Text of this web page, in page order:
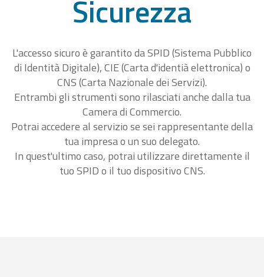
Sicurezza
L'accesso sicuro è garantito da SPID (Sistema Pubblico
di Identità Digitale), CIE (Carta d'identià elettronica) o
CNS (Carta Nazionale dei Servizi).
Entrambi gli strumenti sono rilasciati anche dalla tua
Camera di Commercio.
Potrai accedere al servizio se sei rappresentante della
tua impresa o un suo delegato.
In quest'ultimo caso, potrai utilizzare direttamente il
tuo SPID o il tuo dispositivo CNS.